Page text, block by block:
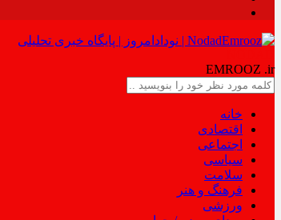
EMROOZ .ir
خانه
اقتصادی
اجتماعی
سیاسی
سلامت
فرهنگ و هنر
ورزشی